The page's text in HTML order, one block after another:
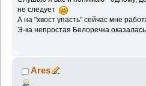
не следует
А на "хвост упасть" сейчас мне
Э-ка непростая Белоречка
Ares